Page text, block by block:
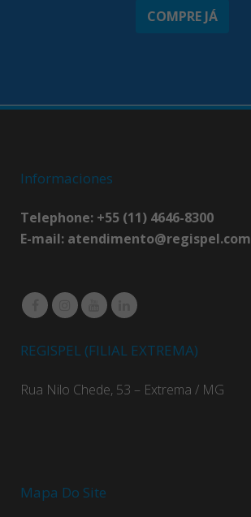
COMPRE JÁ
Informaciones
Telephone: +55 (11) 4646-8300
E-mail: atendimento@regispel.com
REGISPEL (FILIAL EXTREMA)
Rua Nilo Chede, 53 – Extrema / MG
Mapa Do Site